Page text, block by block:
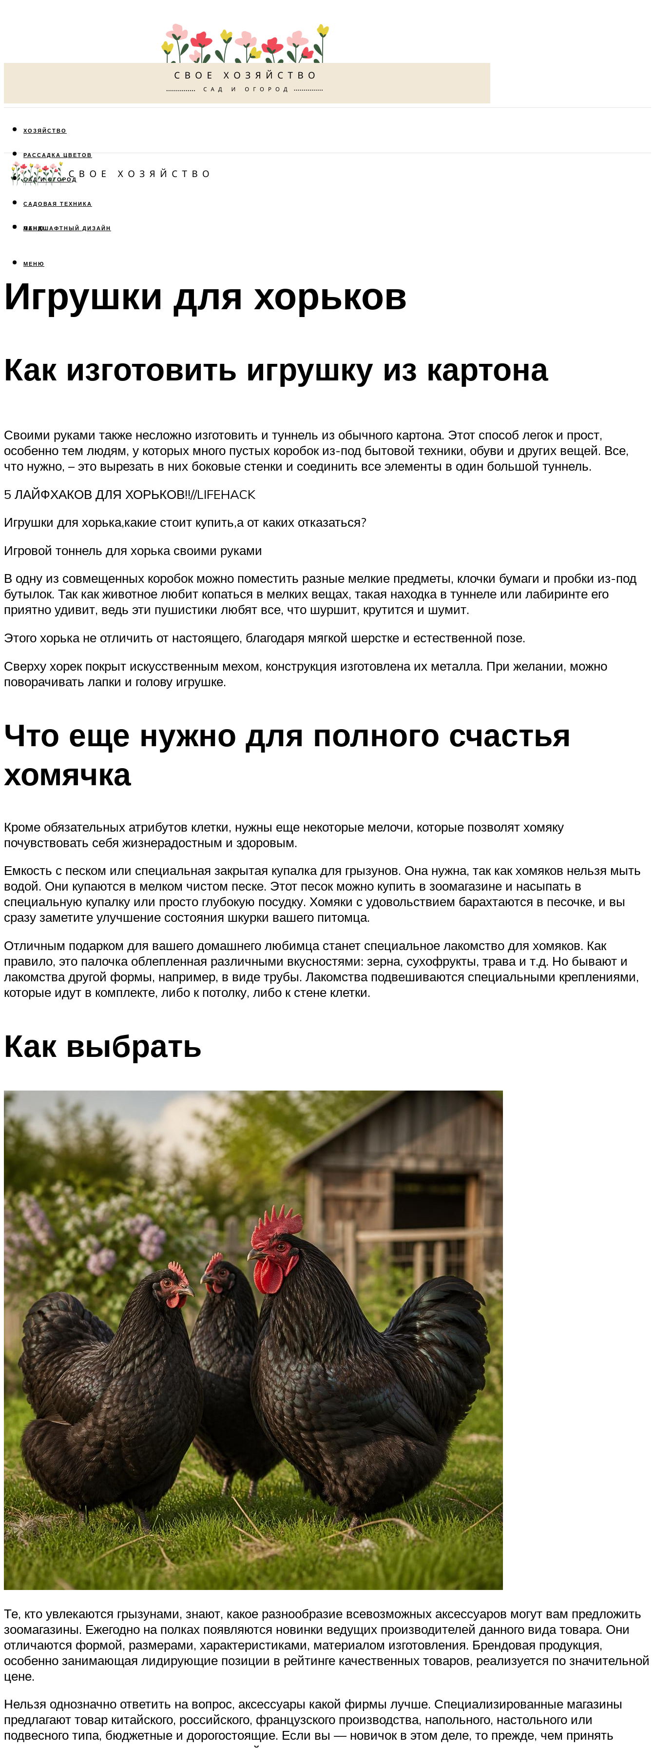
ХОЗЯЙСТВО
РАССАДКА ЦВЕТОВ
САД И ОГОРОД
САДОВАЯ ТЕХНИКА
ЛАНДШАФТНЫЙ ДИЗАЙН
МЕНЮ
МЕНЮ
Игрушки для хорьков
Как изготовить игрушку из картона
Своими руками также несложно изготовить и туннель из обычного картона. Этот способ легок и прост,
особенно тем людям, у которых много пустых коробок из-под бытовой техники, обуви и других вещей. Все,
что нужно, – это вырезать в них боковые стенки и соединить все элементы в один большой туннель.
5 ЛАЙФХАКОВ ДЛЯ ХОРЬКОВ!!//LIFEHACK
Игрушки для хорька,какие стоит купить,а от каких отказаться?
Игровой тоннель для хорька своими руками
В одну из совмещенных коробок можно поместить разные мелкие предметы, клочки бумаги и пробки из-под
бутылок. Так как животное любит копаться в мелких вещах, такая находка в туннеле или лабиринте его
приятно удивит, ведь эти пушистики любят все, что шуршит, крутится и шумит.
Этого хорька не отличить от настоящего, благодаря мягкой шерстке и естественной позе.
Сверху хорек покрыт искусственным мехом, конструкция изготовлена их металла. При желании, можно
поворачивать лапки и голову игрушке.
Что еще нужно для полного счастья
хомячка
Кроме обязательных атрибутов клетки, нужны еще некоторые мелочи, которые позволят хомяку
почувствовать себя жизнерадостным и здоровым.
Емкость с песком или специальная закрытая купалка для грызунов. Она нужна, так как хомяков нельзя мыть
водой. Они купаются в мелком чистом песке. Этот песок можно купить в зоомагазине и насыпать в
специальную купалку или просто глубокую посудку. Хомяки с удовольствием барахтаются в песочке, и вы
сразу заметите улучшение состояния шкурки вашего питомца.
Отличным подарком для вашего домашнего любимца станет специальное лакомство для хомяков. Как
правило, это палочка облепленная различными вкусностями: зерна, сухофрукты, трава и т.д. Но бывают и
лакомства другой формы, например, в виде трубы. Лакомства подвешиваются специальными креплениями,
которые идут в комплекте, либо к потолку, либо к стене клетки.
Как выбрать
Те, кто увлекаются грызунами, знают, какое разнообразие всевозможных аксессуаров могут вам предложить
зоомагазины. Ежегодно на полках появляются новинки ведущих производителей данного вида товара. Они
отличаются формой, размерами, характеристиками, материалом изготовления. Брендовая продукция,
особенно занимающая лидирующие позиции в рейтинге качественных товаров, реализуется по значительной
цене.
Нельзя однозначно ответить на вопрос, аксессуары какой фирмы лучше. Специализированные магазины
предлагают товар китайского, российского, французского производства, напольного, настольного или
подвесного типа, бюджетные и дорогостоящие. Если вы — новичок в этом деле, то прежде, чем принять